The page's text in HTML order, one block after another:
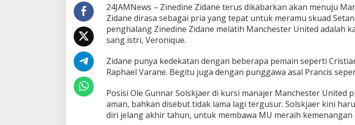
24JAMNews – Zinedine Zidane terus dikabarkan akan menuju
Zidane dirasa sebagai pria yang tepat untuk meramu skuad
penghalang Zinedine Zidane melatih Manchester United adalah
sang istri, Veronique.
Zidane punya kedekatan dengan beberapa pemain seperti
Raphael Varane. Begitu juga dengan punggawa asal Prancis
Posisi Ole Gunnar Solskjaer di kursi manajer Manchester United
aman, bahkan disebut tidak lama lagi tergusur. Solskjaer kini
diri jelang akhir tahun, untuk membawa MU meraih kemenangan